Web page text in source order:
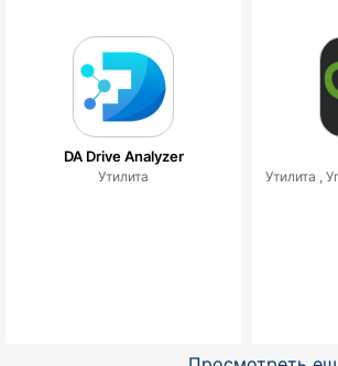
DA Drive Analyzer
Утилита Утилита ,